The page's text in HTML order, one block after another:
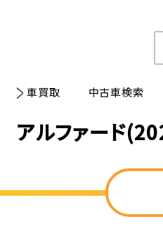
車買取 中古車検索
アルファード